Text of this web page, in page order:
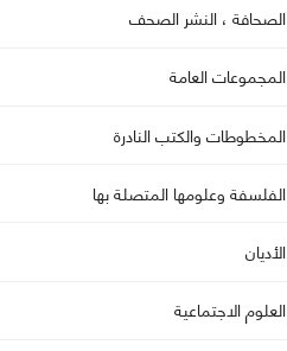
الصحافة ، النشر الصحف
المجموعات العامة
المخطوطات والكتب النادرة
الفلسفة وعلومها المتصلة بها
الأديان
العلوم الاجتماعية